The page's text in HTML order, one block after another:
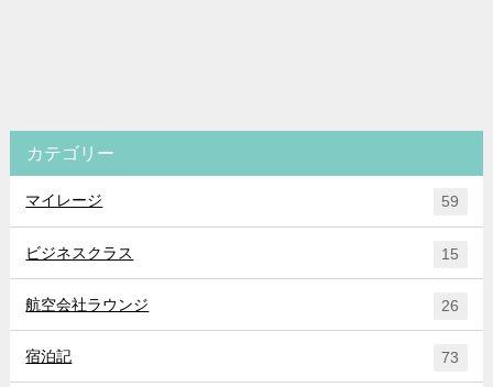
カテゴリー
マイレージ 59
ビジネスクラス 15
航空会社ラウンジ 26
宿泊記 73